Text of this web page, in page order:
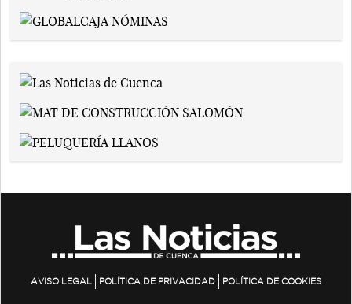
AVISO LEGAL POLÍTICA DE PRIVACIDAD POLÍTICA DE COOKIES